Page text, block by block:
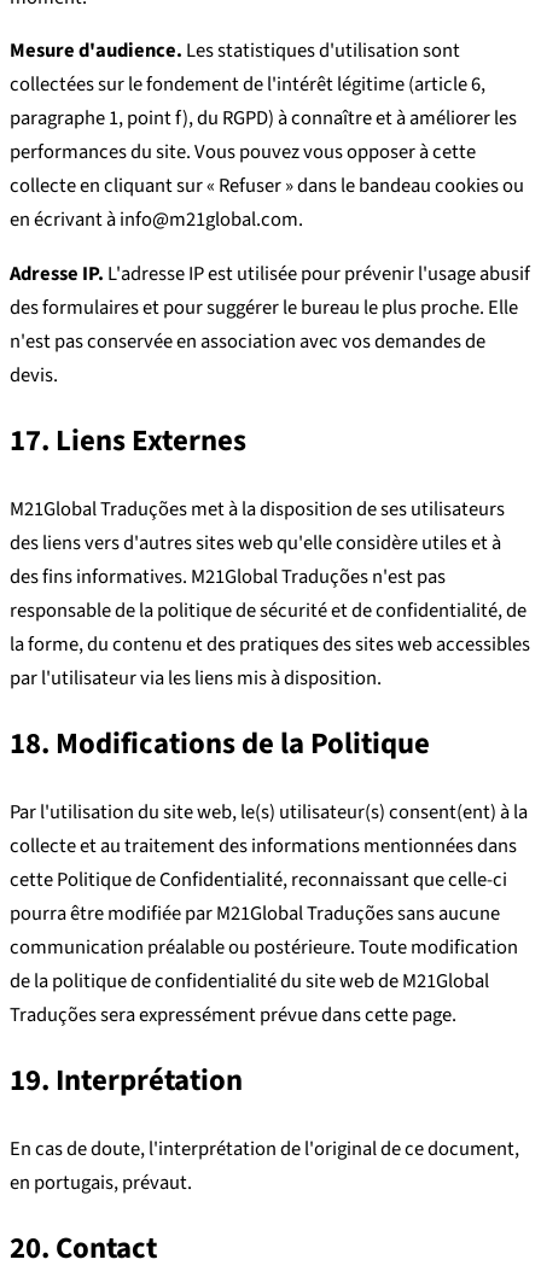
Mesure d'audience. Les statistiques d'utilisation sont
collectées sur le fondement de l'intérêt légitime (article 6,
paragraphe 1, point f), du RGPD) à connaître et à améliorer les
performances du site. Vous pouvez vous opposer à cette
collecte en cliquant sur « Refuser » dans le bandeau cookies ou
en écrivant à info@m21global.com.
Adresse IP. L'adresse IP est utilisée pour prévenir l'usage abusif
des formulaires et pour suggérer le bureau le plus proche. Elle
n'est pas conservée en association avec vos demandes de
devis.
17. Liens Externes
M21Global Traduções met à la disposition de ses utilisateurs
des liens vers d'autres sites web qu'elle considère utiles et à
des fins informatives. M21Global Traduções n'est pas
responsable de la politique de sécurité et de confidentialité, de
la forme, du contenu et des pratiques des sites web accessibles
par l'utilisateur via les liens mis à disposition.
18. Modifications de la Politique
Par l'utilisation du site web, le(s) utilisateur(s) consent(ent) à la
collecte et au traitement des informations mentionnées dans
cette Politique de Confidentialité, reconnaissant que celle-ci
pourra être modifiée par M21Global Traduções sans aucune
communication préalable ou postérieure. Toute modification
de la politique de confidentialité du site web de M21Global
Traduções sera expressément prévue dans cette page.
19. Interprétation
En cas de doute, l'interprétation de l'original de ce document,
en portugais, prévaut.
20. Contact